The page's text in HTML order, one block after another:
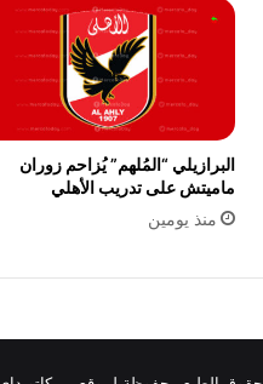
البرازيلي “المُلهم” يُزاحم زوران
ماميتش على تدريب الأهلي
منذ يومين